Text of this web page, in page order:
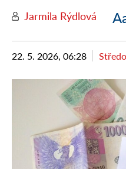
Jarmila Rýdlová
22. 5. 2026, 06:28